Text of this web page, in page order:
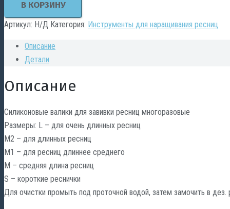
для
ресниц
многоразовые
В КОРЗИНУ
Артикул: Н/Д Категория: Инструменты для наращивания ресниц
Описание
Детали
Описание
Силиконовые валики для завивки ресниц многоразовые
Размеры: L – для очень длинных ресниц
М2 – для длинных ресниц
М1 – для ресниц длиннее среднего
M – средняя длина ресниц
S – короткие реснички
Для очистки промыть под проточной водой, затем замочить в дез.